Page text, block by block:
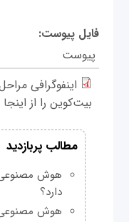
فایل پیوست:
پیوست
اینفوگرافی
بیت‌کوین را از اینجا
مطالب پربازدید
دارد؟
هوش مصنوعی